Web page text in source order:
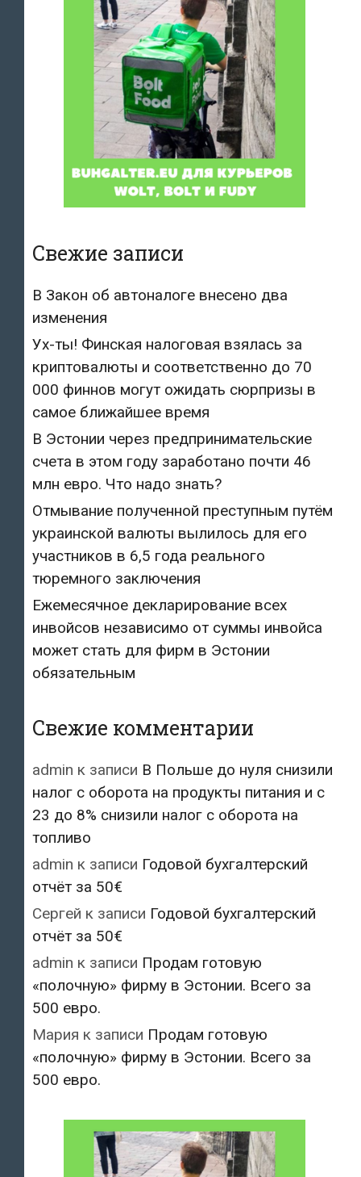
Свежие записи
В Закон об автоналоге внесено два
изменения
Ух-ты! Финская налоговая взялась за
криптовалюты и соответственно до 70
000 финнов могут ожидать сюрпризы в
самое ближайшее время
В Эстонии через предпринимательские
счета в этом году заработано почти 46
млн евро. Что надо знать?
Отмывание полученной преступным путём
украинской валюты вылилось для его
участников в 6,5 года реального
тюремного заключения
Ежемесячное декларирование всех
инвойсов независимо от суммы инвойса
может стать для фирм в Эстонии
обязательным
Свежие комментарии
admin к записи В Польше до нуля снизили
налог с оборота на продукты питания и с
23 до 8% снизили налог с оборота на
топливо
admin к записи Годовой бухгалтерский
отчёт за 50€
Сергей к записи Годовой бухгалтерский
отчёт за 50€
admin к записи Продам готовую
«полочную» фирму в Эстонии. Всего за
500 евро.
Мария к записи Продам готовую
«полочную» фирму в Эстонии. Всего за
500 евро.